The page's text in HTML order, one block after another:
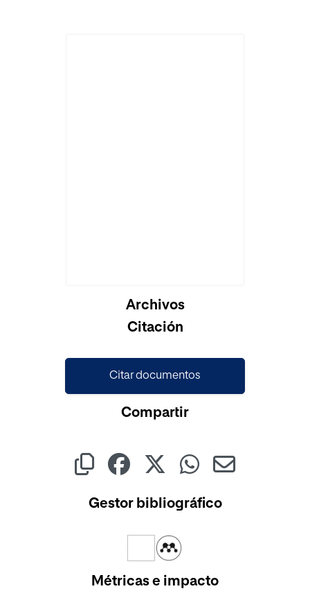
Archivos
Citación
Citar documentos
Compartir
Gestor bibliográfico
Métricas e impacto